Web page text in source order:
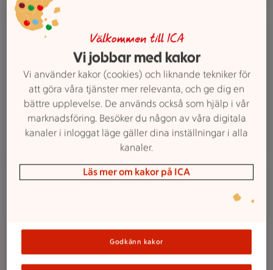
Charkbricka
Beställ catering
Våra tjänster
Låt ICA Supermarket Hofors ta hand om maten till
din nästa fest eller event. Vi erbjuder catering med
allt från små bufféer till större tillställningar.
Beställ catering
Handla som företag
Våra tjänster
Välkommen till ICA
Vi jobbar med kakor
Vi använder kakor (cookies) och liknande tekniker för
att göra våra tjänster mer relevanta, och ge dig en
bättre upplevelse. De används också som hjälp i vår
marknadsföring. Besöker du någon av våra digitala
kanaler i inloggat läge gäller dina inställningar i alla
kanaler.
Läs mer om kakor på ICA
Godkänn kakor